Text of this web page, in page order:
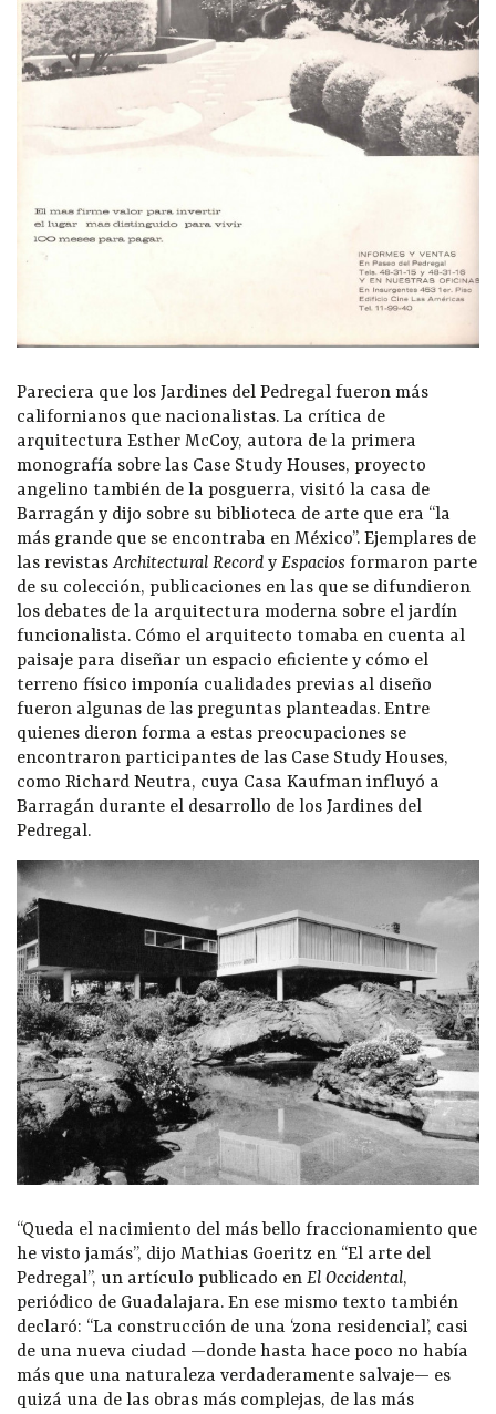
Pareciera que los Jardines del Pedregal fueron más
californianos que nacionalistas. La crítica de
arquitectura Esther McCoy, autora de la primera
monografía sobre las Case Study Houses, proyecto
angelino también de la posguerra, visitó la casa de
Barragán y dijo sobre su biblioteca de arte que era “la
más grande que se encontraba en México”. Ejemplares de
las revistasArchitectural Record y Espacios formaron parte
de su colección, publicaciones en las que se difundieron
los debates de la arquitectura moderna sobre el jardín
funcionalista. Cómo el arquitecto tomaba en cuenta al
paisaje para diseñar un espacio eficiente y cómo el
terreno físico imponía cualidades previas al diseño
fueron algunas de las preguntas planteadas. Entre
quienes dieron forma a estas preocupaciones se
encontraron participantes de las Case Study Houses,
como Richard Neutra, cuya Casa Kaufman influyó a
Barragán durante el desarrollo de los Jardines del
Pedregal.
“Queda el nacimiento del más bello fraccionamiento que
he visto jamás”, dijo Mathias Goeritz en “El arte del
Pedregal”, un artículo publicado en El Occidental,
periódico de Guadalajara. En ese mismo texto también
declaró: “La construcción de una ‘zona residencial’, casi
de una nueva ciudad —donde hasta hace poco no había
más que una naturaleza verdaderamente salvaje— es
quizá una de las obras más complejas, de las más